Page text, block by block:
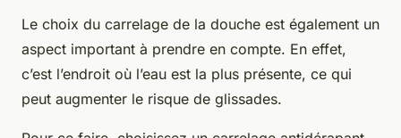
Le choix du carrelage de la douche est également un
aspect important à prendre en compte. En effet,
c’est l’endroit où l’eau est la plus présente, ce qui
peut augmenter le risque de glissades.